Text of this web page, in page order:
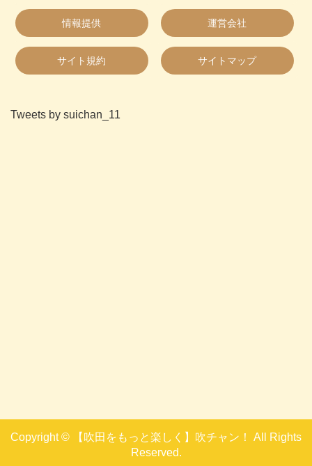
情報提供 運営会社
サイト規約 サイトマップ
Tweets by suichan_11
Copyright © 【吹田をもっと楽しく】吹チャン！ All Rights
Reserved.